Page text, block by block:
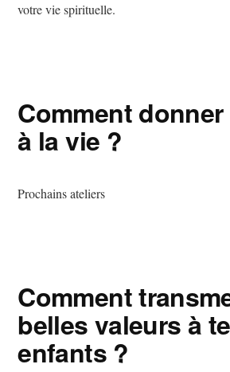
votre vie spirituelle.
Comment
à la vie ?
Prochains ateliers
Comment
belles valeurs à
enfants ?